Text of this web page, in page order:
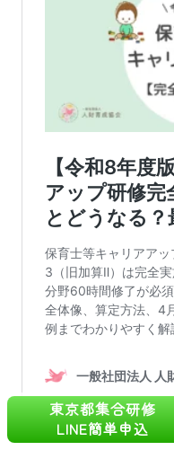
東京都集合研修
LINE簡単申込